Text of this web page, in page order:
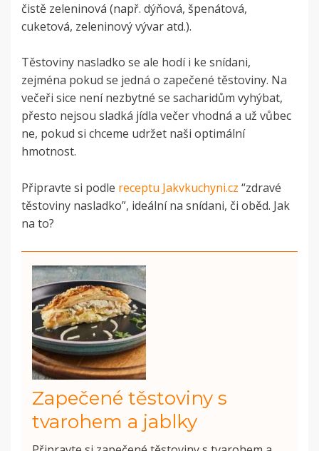
čistě zeleninová (např. dýňová, špenátová,
cuketová, zeleninový vývar atd.).
Těstoviny nasladko se ale hodí i ke snídani,
zejména pokud se jedná o zapečené těstoviny. Na
večeři sice není nezbytné se sacharidům vyhýbat,
přesto nejsou sladká jídla večer vhodná a už vůbec
ne, pokud si chceme udržet naši optimální
hmotnost.
Připravte si podle receptu Jakvkuchyni.cz “zdravé
těstoviny nasladko”, ideální na snídani, či oběd. Jak
na to?
Zapečené těstoviny s
tvarohem a jablky